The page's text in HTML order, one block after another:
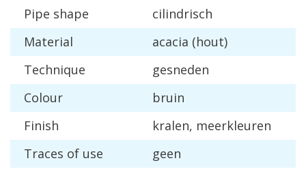
Pipe shape
cilindrisch
Material
acacia (hout)
Technique
gesneden
Colour
bruin
Finish
kralen, meerkleuren
Traces of use geen